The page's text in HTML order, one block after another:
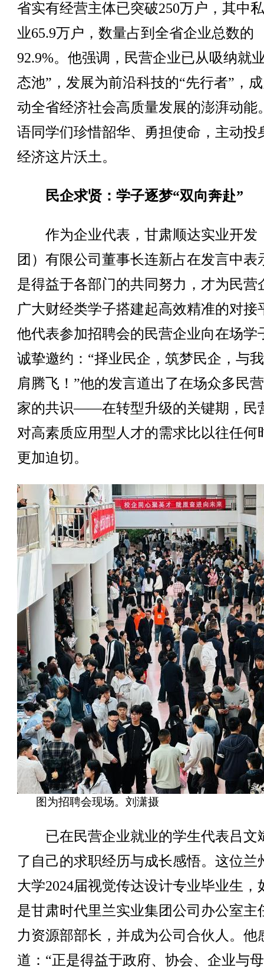
省实有经营主体已突破250万户，其中
业65.9万户，数量占到全省企业总数的
92.9%。他强调，民营企业已从吸纳就
态池”，发展为前沿科技的“先行者”，
动全省经济社会高质量发展的澎湃动能
语同学们珍惜韶华、勇担使命，主动投
经济这片沃土。
民企求贤：学子逐梦“双向奔赴”
作为企业代表，甘肃顺达实业开发
团）有限公司董事长连新占在发言中表
是得益于各部门的共同努力，才为民营
广大财经类学子搭建起高效精准的对接
他代表参加招聘会的民营企业向在场学
诚挚邀约：“择业民企，筑梦民企，与
肩腾飞！”他的发言道出了在场众多民
家的共识——在转型升级的关键期，民
对高素质应用型人才的需求比以往任何
更加迫切。
图为招聘会现场。刘潇摄
已在民营企业就业的学生代表吕文
了自己的求职经历与成长感悟。这位兰
大学2024届视觉传达设计专业毕业生，
是甘肃时代里兰实业集团公司办公室主
力资源部部长，并成为公司合伙人。他
道：“正是得益于政府、协会、企业与